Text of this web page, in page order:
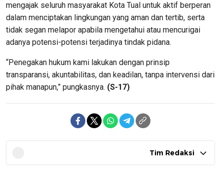
mengajak seluruh masyarakat Kota Tual untuk aktif berperan
dalam menciptakan lingkungan yang aman dan tertib, serta
tidak segan melapor apabila mengetahui atau mencurigai
adanya potensi-potensi terjadinya tindak pidana.
“Penegakan hukum kami lakukan dengan prinsip
transparansi, akuntabilitas, dan keadilan, tanpa intervensi dari
pihak manapun,” pungkasnya. (S-17)
Tim Redaksi